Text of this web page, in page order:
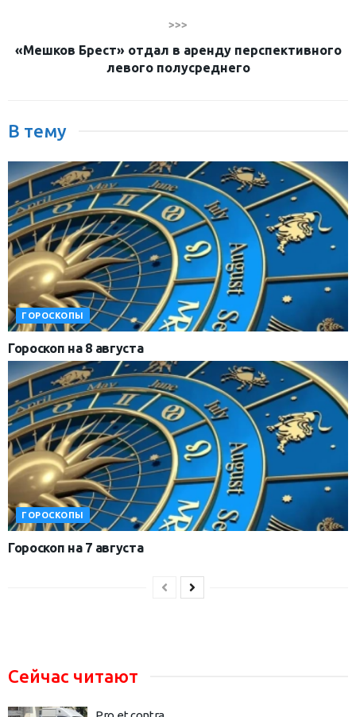
>>>
«Мешков Брест» отдал в аренду перспективного
левого полусреднего
В тему
ГОРОСКОПЫ
Гороскоп на 8 августа
ГОРОСКОПЫ
Гороскоп на 7 августа
Сейчас читают